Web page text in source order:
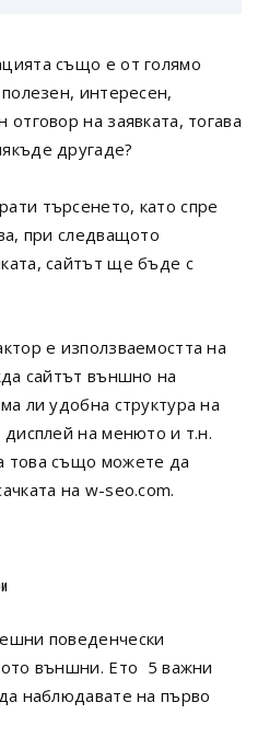
също е от голямо
интересен,
на заявката, тогава
другаде?
търсенето, като спре
при следващото
сайтът ще бъде с
е използваемостта на
сайтът външно на
ли удобна структура на
дисплей на менюто и т.н.
това също можете да
на w-seo.com.
поведенчески
външни. Ето 5 важни
наблюдавате на първо